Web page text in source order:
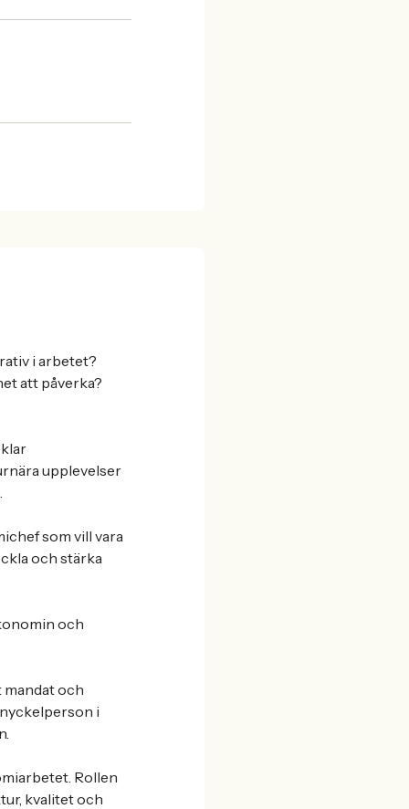
i arbetet?
att påverka?
upplevelser
som vill vara
och stärka
och
mandat och
i
Rollen
kvalitet och